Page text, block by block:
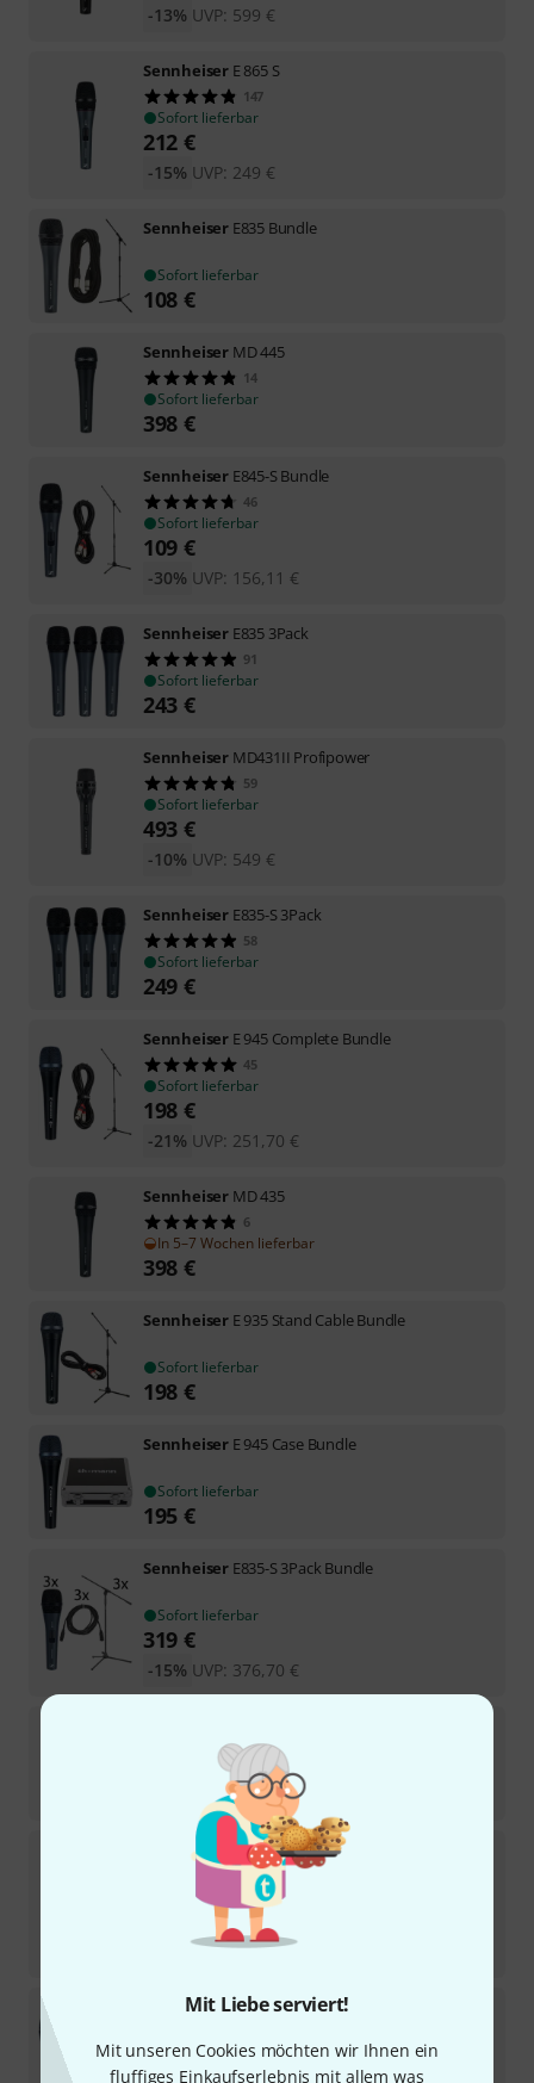
Mit Liebe serviert!
Mit unseren Cookies möchten wir Ihnen ein
fluffiges Einkaufserlebnis mit allem was
UVP: 599 €
-13%
Sennheiser E 865 S
147
Sofort lieferbar
212 €
UVP: 249 €
-15%
Sennheiser E835 Bundle
Sofort lieferbar
108 €
Sennheiser MD 445
14
Sofort lieferbar
398 €
Sennheiser E845-S Bundle
46
Sofort lieferbar
109 €
UVP: 156,11 €
-30%
Sennheiser E835 3Pack
91
Sofort lieferbar
243 €
Sennheiser MD431II Profipower
59
Sofort lieferbar
493 €
UVP: 549 €
-10%
Sennheiser E835-S 3Pack
58
Sofort lieferbar
249 €
Sennheiser E 945 Complete Bundle
45
Sofort lieferbar
198 €
UVP: 251,70 €
-21%
Sennheiser MD 435
6
In 5–7 Wochen lieferbar
398 €
Sennheiser E 935 Stand Cable Bundle
Sofort lieferbar
198 €
Sennheiser E 945 Case Bundle
Sofort lieferbar
195 €
Sennheiser E835-S 3Pack Bundle
Sofort lieferbar
319 €
UVP: 376,70 €
-15%
1
Sofort lieferbar
Sennheiser E 945 Bundle
45
Sofort lieferbar
UVP:245,21 €
SennheiserE 935 Case Bundle
Sofort lieferbar